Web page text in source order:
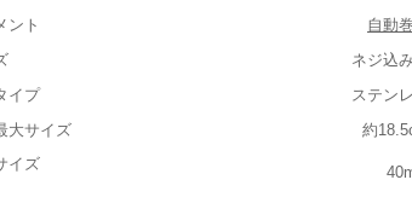
ント
自動
ネジ込
イプ
ステン
大サイズ
約
イズ
あり
(ベルト込み)
スの大きさ